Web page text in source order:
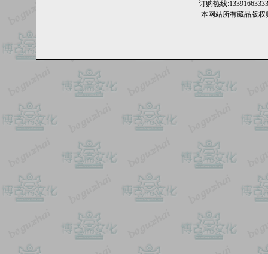
订购热线
本网站所有藏品版